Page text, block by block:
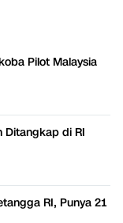
Pilot Malaysia
Ditangkap di RI
RI, Punya 21